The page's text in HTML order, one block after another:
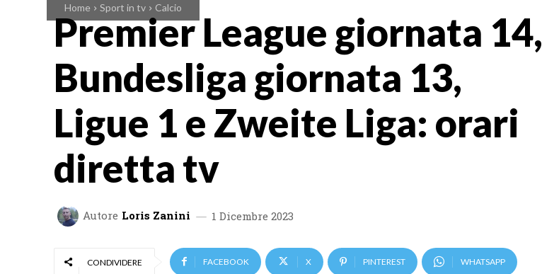
Home Sport in tv Calcio
Premier League giornata 14,
Bundesliga giornata 13,
Ligue 1 e Zweite Liga: orari
diretta tv
Autore Loris Zanini 1 Dicembre 2023
CONDIVIDERE FACEBOOK X PINTEREST WHATSAPP